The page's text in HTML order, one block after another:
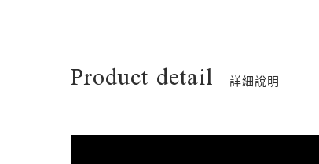
Product detail 詳細說明